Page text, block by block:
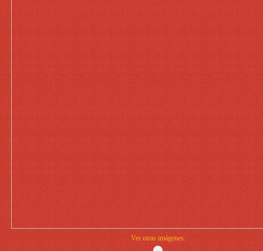
Ver otras imágenes: